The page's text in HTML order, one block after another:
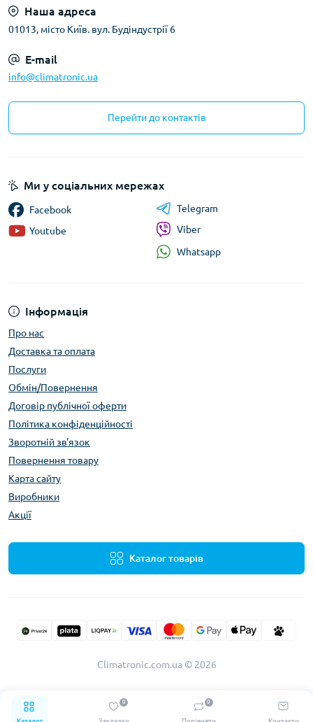
0 0
Наша адреса
01013, місто Київ. вул. Будіндустрії 6
E-mail
info@climatronic.ua
Перейти до контактів
Інформація
Про нас
Доставка та оплата
Послуги
Обмін/Повернення
Договір публічної оферти
Політика конфіденційності
Зворотній зв'язок
Повернення товару
Карта сайту
Виробники
Акції
Каталог товарів
Ми у соціальних мережах
Facebook
Youtube
Telegram
Viber
Whatsapp
Climatronic.com.ua © 2026